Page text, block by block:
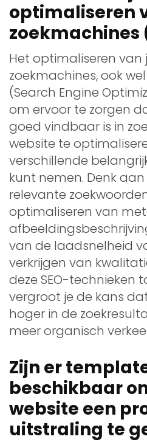
optimaliseren
zoekmachines
Het optimaliseren van
zoekmachines, ook
(Search Engine
om ervoor te zorgen
goed vindbaar is in
website te
verschillende
kunt nemen. Denk
relevante
optimaliseren van
van de laadsnelheid
verkrijgen van
deze SEO-technieken
vergroot je de kans
hoger in de
meer organisch
Zijn er
beschikbaar
website een
uitstraling te